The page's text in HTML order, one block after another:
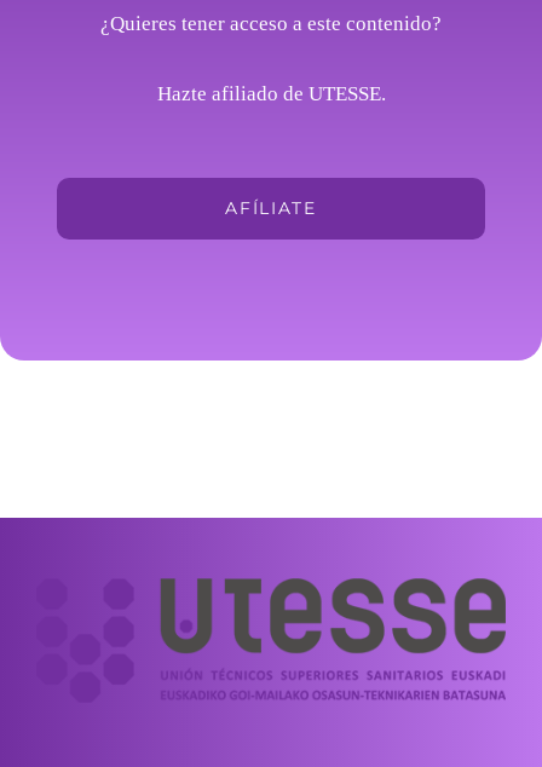
¿Quieres tener acceso a este contenido?
Hazte afiliado de UTESSE.
AFÍLIATE